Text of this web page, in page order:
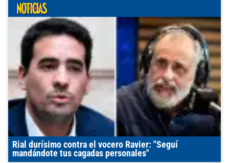
Rial durísimo contra el vocero Ravier: "Seguí
mandándote tus cagadas personales"